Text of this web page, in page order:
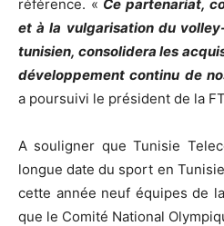
référence. « Ce partenariat,
et à la vulgarisation du
tunisien, consolidera les
développement continu de
a poursuivi le président de la
A souligner que Tunisie
longue date du sport en
cette année neuf équipes de
que le Comité National